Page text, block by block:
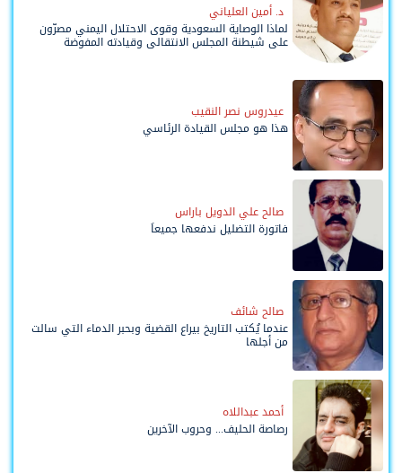
د. أمين العلياني
لماذا الوصاية السعودية وقوى الاحتلال اليمني مصرّون
على شيطنة المجلس الانتقالي وقيادته المفوضة
عيدروس نصر النقيب
هذا هو مجلس القيادة الرئاسي
صالح علي الدويل باراس
فاتورة التضليل ندفعها جميعاً
صالح شائف
عندما يُكتب التاريخ بيراع القضية وبحبر الدماء التي سالت
من أجلها
أحمد عبداللاه
رصاصة الحليف... وحروب الآخرين